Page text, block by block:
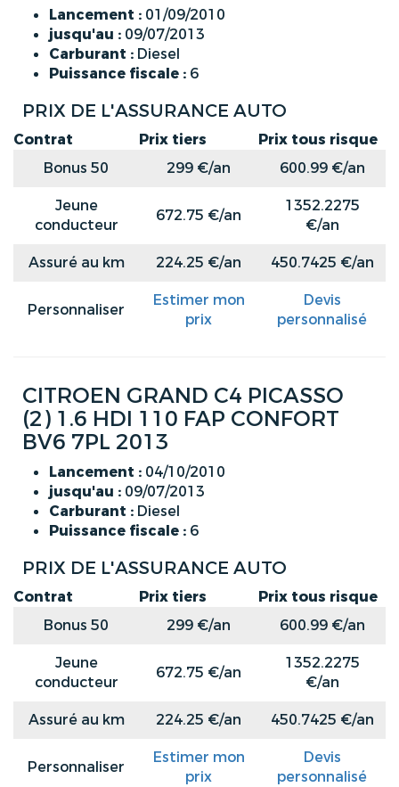
Lancement : 01/09/2010
jusqu'au : 09/07/2013
Carburant : Diesel
Puissance fiscale : 6
PRIX DE L'ASSURANCE AUTO
Contrat Prix tiers
Prix tous risque
Bonus 50
299 €/an
600.99 €/an
Jeune
conducteur
672.75 €/an
1352.2275
€/an
Assuré au km
224.25 €/an 450.7425 €/an
Personnaliser
Estimer mon
prix
Devis
personnalisé
CITROEN GRAND C4 PICASSO
(2) 1.6 HDI 110 FAP CONFORT
BV6 7PL 2013
Lancement : 04/10/2010
jusqu'au : 09/07/2013
Carburant : Diesel
Puissance fiscale : 6
PRIX DE L'ASSURANCE AUTO
Contrat Prix tiers
Prix tous risque
Bonus 50
299 €/an
600.99 €/an
Jeune
conducteur
672.75 €/an
1352.2275
€/an
Assuré au km
224.25 €/an 450.7425 €/an
Personnaliser
Estimer mon
prix
Devis
personnalisé